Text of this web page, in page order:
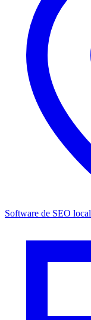
Software de SEO local